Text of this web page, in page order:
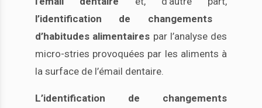
l’identification de changements
d’habitudes alimentaires par l’analyse des
micro-stries provoquées par les aliments à
la surface de l’émail dentaire.
L’identification de changements